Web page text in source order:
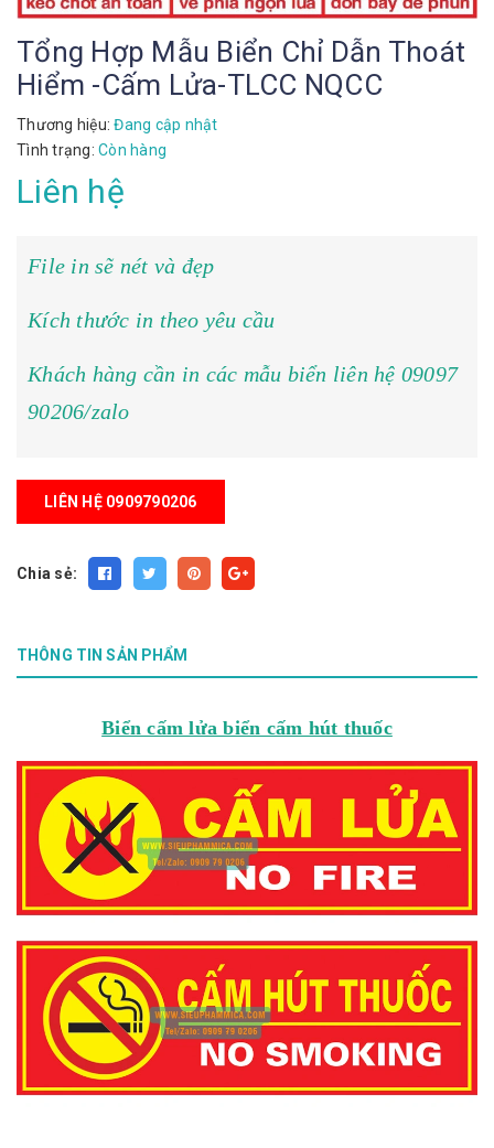
Tổng Hợp Mẫu Biển Chỉ Dẫn Thoát
Hiểm -Cấm Lửa-TLCC NQCC
Thương hiệu: Đang cập nhật
Tình trạng: Còn hàng
Liên hệ
File in sẽ nét và đẹp
Kích thước in theo yêu cầu
Khách hàng cần in các mẫu biển liên hệ 09097
90206/zalo
LIÊN HỆ 0909790206
Chia sẻ:
THÔNG TIN SẢN PHẨM
Biển cấm lửa biển cấm hút thuốc